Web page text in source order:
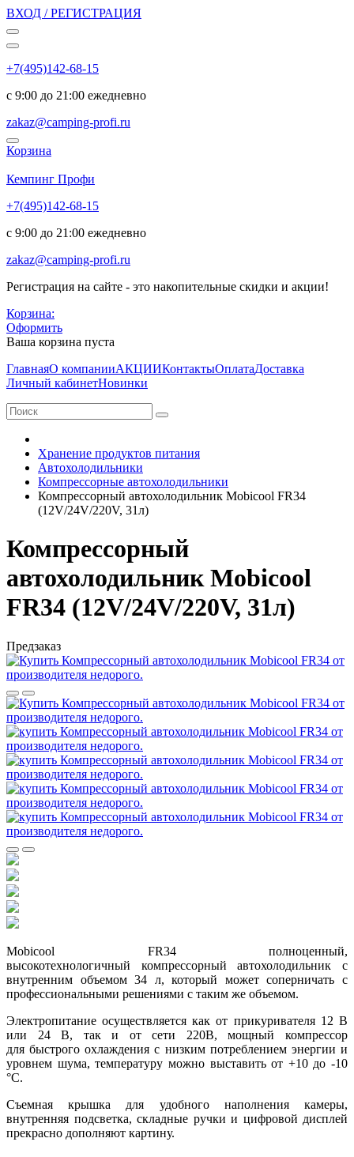
ВХОД / РЕГИСТРАЦИЯ
+7(495)142-68-15
с 9:00 до 21:00 ежедневно
zakaz@camping-profi.ru
Корзина
Кемпинг Профи
+7(495)142-68-15
с 9:00 до 21:00 ежедневно
zakaz@camping-profi.ru
Регистрация на сайте - это накопительные скидки и акции!
Корзина:
Оформить
Ваша корзина пуста
ГлавнаяО компанииАКЦИИКонтактыОплатаДоставка
Личный кабинетНовинки
Хранение продуктов питания
Автохолодильники
Компрессорные автохолодильники
Компрессорный автохолодильник Mobicool FR34
(12V/24V/220V, 31л)
Компрессорный
автохолодильник Mobicool
FR34 (12V/24V/220V, 31л)
Предзаказ
Mobicool FR34 полноценный,
высокотехнологичный компрессорный автохолодильник с
внутренним объемом 34 л, который может соперничать с
профессиональными решениями с таким же объемом.
Электропитание осуществляется как от прикуривателя 12 В
или 24 В, так и от сети 220В, мощный компрессор
для быстрого охлаждения с низким потреблением энергии и
уровнем шума, температуру можно выставить от +10 до -10
°C.
Съемная крышка для удобного наполнения камеры,
внутренняя подсветка, складные ручки и цифровой дисплей
прекрасно дополняют картину.